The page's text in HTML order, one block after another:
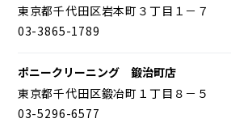
東京都千代田区岩本町３丁目１－７
03-3865-1789
ポニークリーニング 鍛治町店
東京都千代田区鍛冶町１丁目８－５
03-5296-6577